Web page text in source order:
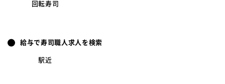
回転寿司
給与で寿司職人求人を検索
駅近